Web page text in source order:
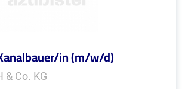
in (m/w/d)
& Co. KG